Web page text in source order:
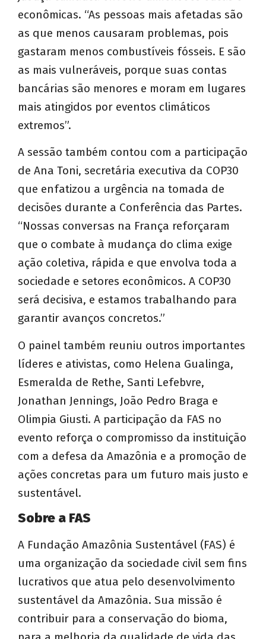
econômicas. “As pessoas mais afetadas são
as que menos causaram problemas, pois
gastaram menos combustíveis fósseis. E são
as mais vulneráveis, porque suas contas
bancárias são menores e moram em lugares
mais atingidos por eventos climáticos
extremos”.
A sessão também contou com a participação
de Ana Toni, secretária executiva da COP30
que enfatizou a urgência na tomada de
decisões durante a Conferência das Partes.
“Nossas conversas na França reforçaram
que o combate à mudança do clima exige
ação coletiva, rápida e que envolva toda a
sociedade e setores econômicos. A COP30
será decisiva, e estamos trabalhando para
garantir avanços concretos.”
O painel também reuniu outros importantes
líderes e ativistas, como Helena Gualinga,
Esmeralda de Rethe, Santi Lefebvre,
Jonathan Jennings, João Pedro Braga e
Olimpia Giusti. A participação da FAS no
evento reforça o compromisso da instituição
com a defesa da Amazônia e a promoção de
ações concretas para um futuro mais justo e
sustentável.
Sobre a FAS
A Fundação Amazônia Sustentável (FAS) é
uma organização da sociedade civil sem fins
lucrativos que atua pelo desenvolvimento
sustentável da Amazônia. Sua missão é
contribuir para a conservação do bioma,